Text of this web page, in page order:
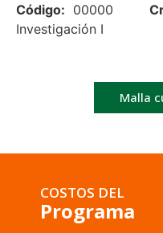
Código: 00000
Investigación I
Malla
COSTOS DEL
Programa